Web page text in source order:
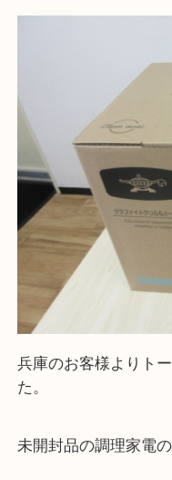
Aladdin アラジ
&トースター
公開日:2024/02/25 最終更
Aladdin アラジン AGT-
ン
AGT-G13A G N/A ）
全て
調理家電